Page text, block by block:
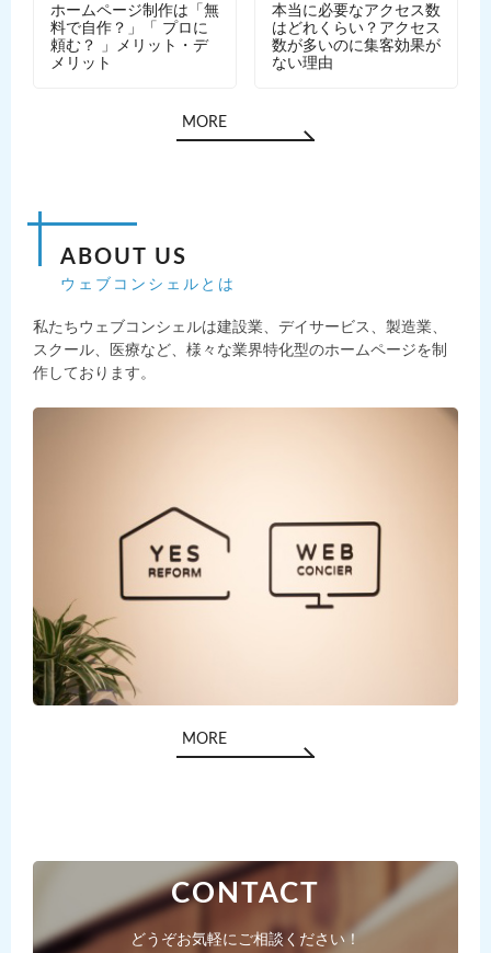
ホームページ制作は「無
料で自作？」「 プロに
頼む？ 」メリット・デ
メリット
本当に必要なアクセス数
はどれくらい？アクセス
数が多いのに集客効果が
ない理由
MORE
ABOUT US
ウェブコンシェルとは
私たちウェブコンシェルは建設業、デイサービス、製造業、
スクール、医療など、様々な業界特化型のホームページを制
作しております。
MORE
CONTACT
どうぞお気軽にご相談ください！